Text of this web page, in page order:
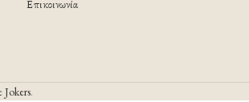
Επικοινωνία
Jokers.